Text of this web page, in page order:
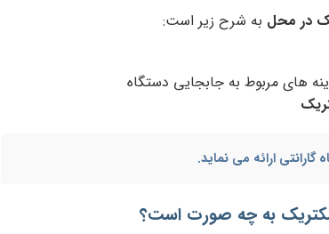
در محل به شرح زیر است:
های مربوط به جابجایی دستگاه
به چه صورت است؟